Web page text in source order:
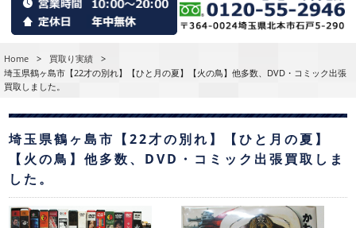
Home > 買取り実績
>
埼玉県鶴ヶ島市【22才の別れ】【ひと月の夏】【火の鳥】他多数、DVD・コミック出張
買取しました。
埼玉県鶴ヶ島市【22才の別れ】【ひと月の夏】
【火の鳥】他多数、DVD・コミック出張買取しま
した。